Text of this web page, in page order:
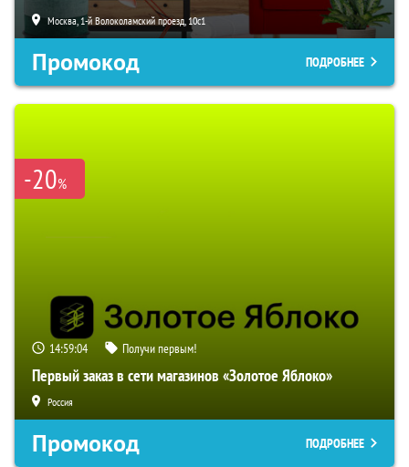
Москва, 1-й Волоколамский проезд, 10с1
Промокод ПОДРОБНЕЕ
-20%
14:59:04 Получи первым!
Первый заказ в сети магазинов «Золотое Яблоко»
Россия
Промокод ПОДРОБНЕЕ